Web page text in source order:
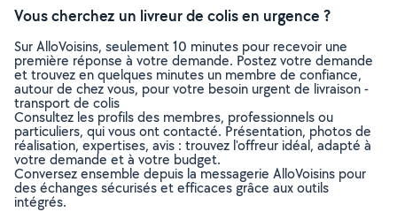
Vous cherchez un livreur de colis en urgence ?
Sur AlloVoisins, seulement 10 minutes pour recevoir une
première réponse à votre demande. Postez votre demande
et trouvez en quelques minutes un membre de confiance,
autour de chez vous, pour votre besoin urgent de livraison -
transport de colis
Consultez les profils des membres, professionnels ou
particuliers, qui vous ont contacté. Présentation, photos de
réalisation, expertises, avis : trouvez l'offreur idéal, adapté à
votre demande et à votre budget.
Conversez ensemble depuis la messagerie AlloVoisins pour
des échanges sécurisés et efficaces grâce aux outils
intégrés.